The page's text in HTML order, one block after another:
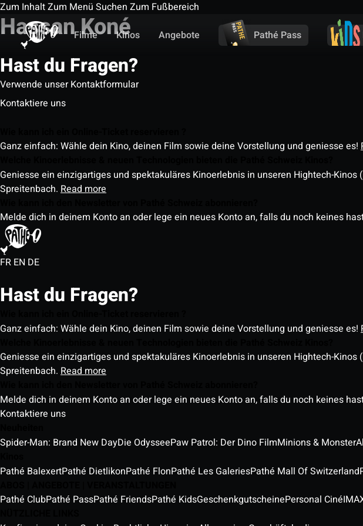
Zum InhaltZum Menü Suchen Zum Fußbereich
Filme
Kinos Angebote Pathé Pass
Hassan Koné
Hast du Fragen?
Verwende unser Kontaktformular
Kontaktiere uns
Ganz einfach: Wähle dein Kino, deinen Film sowie deine Vorstellung und geniesse es!
Geniesse ein einzigartiges und spektakuläres Kinoerlebnis in unseren Hightech-
Spreitenbach. Read more
Melde dich in deinem Konto an oder lege ein neues Konto an, falls du noch keines
FR EN DE
Hast du Fragen?
Ganz einfach: Wähle dein Kino, deinen Film sowie deine Vorstellung und geniesse es!
Geniesse ein einzigartiges und spektakuläres Kinoerlebnis in unseren Hightech-
Spreitenbach. Read more
Melde dich in deinem Konto an oder lege ein neues Konto an, falls du noch keines
Kontaktiere uns
Spider-Man: Brand New DayDie OdysseePaw Patrol: Der Dino FilmMinions & Monster
Pathé BalexertPathé DietlikonPathé FlonPathé Les GaleriesPathé Mall Of Switzerland
Pathé ClubPathé PassPathé FriendsPathé KidsGeschenkgutscheinePersonal Ciné